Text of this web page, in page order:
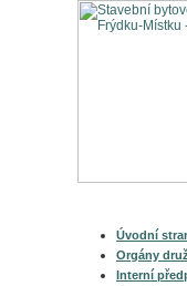
Úvodní
Orgány
Interní